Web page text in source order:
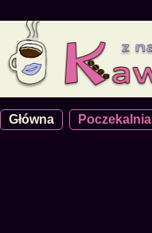
Główna Poczekalnia